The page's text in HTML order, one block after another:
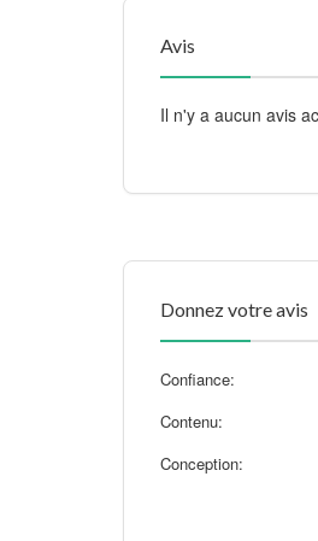
Avis
Il n'y a aucun avis
Donnez votre avis
Confiance:
Contenu:
Conception: